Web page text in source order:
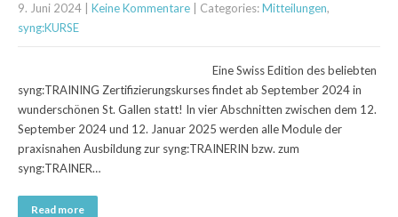
9. Juni 2024 Keine Kommentare | Categories:Mitteilungen,
syng:KURSE
Eine Swiss Edition des beliebten
syng:TRAINING Zertifizierungskurses findet ab September 2024 in
wunderschönen St. Gallen statt! In vier Abschnitten zwischen dem 12.
September 2024 und 12. Januar 2025 werden alle Module der
praxisnahen Ausbildung zur syng:TRAINERIN bzw. zum
syng:TRAINER…
Read more